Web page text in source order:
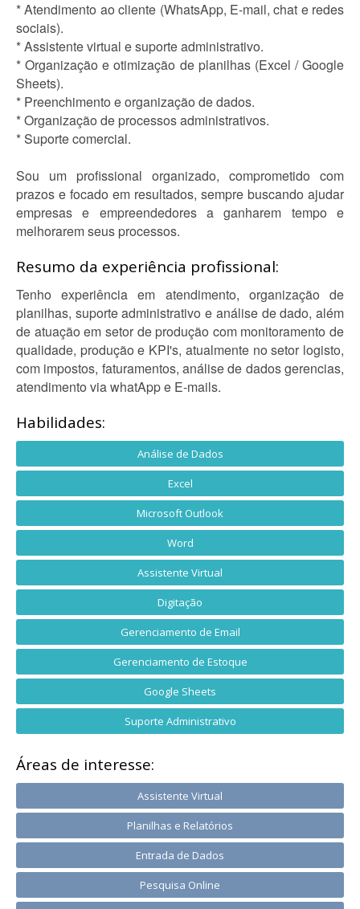
* Atendimento ao cliente (WhatsApp, E-mail, chat e redes
sociais).
* Assistente virtual e suporte administrativo.
* Organização e otimização de planilhas (Excel / Google
Sheets).
* Preenchimento e organização de dados.
* Organização de processos administrativos.
* Suporte comercial.
Sou um profissional organizado, comprometido com
prazos e focado em resultados, sempre buscando ajudar
empresas e empreendedores a ganharem tempo e
melhorarem seus processos.
Resumo da experiência profissional:
Tenho experiência em atendimento, organização de
planilhas, suporte administrativo e análise de dado, além
de atuação em setor de produção com monitoramento de
qualidade, produção e KPI's, atualmente no setor logisto,
com impostos, faturamentos, análise de dados gerencias,
atendimento via whatApp e E-mails.
Habilidades:
Análise de Dados
Excel
Microsoft Outlook
Word
Assistente Virtual
Digitação
Gerenciamento de Email
Gerenciamento de Estoque
Google Sheets
Suporte Administrativo
Áreas de interesse:
Assistente Virtual
Planilhas e Relatórios
Entrada de Dados
Pesquisa Online